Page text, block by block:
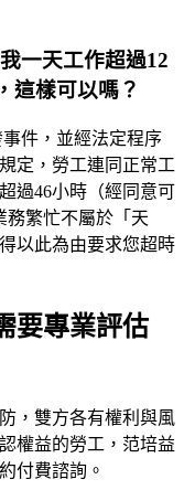
一天工作超過12
這樣可以嗎？
件，並經法定程序
定，勞工連同正常工
過46小時（經同意可
務繁忙不屬於「天
以此為由要求您超時
要專業評估
，雙方各有權利與風
權益的勞工， 范培益
付費諮詢。